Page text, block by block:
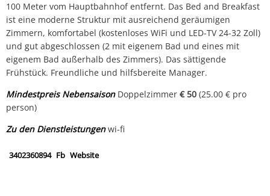
100 Meter vom Hauptbahnhof entfernt. Das Bed and Breakfast
ist eine moderne Struktur mit ausreichend geräumigen
Zimmern, komfortabel (kostenloses WiFi und LED-TV 24-32 Zoll)
und gut abgeschlossen (2 mit eigenem Bad und eines mit
eigenem Bad außerhalb des Zimmers). Das sättigende
Frühstück. Freundliche und hilfsbereite Manager.
Mindestpreis NebensaisonDoppelzimmer€ 50 (25.00 € pro
person)
Zu den Dienstleistungenwi-fi
3402360894 Fb Website